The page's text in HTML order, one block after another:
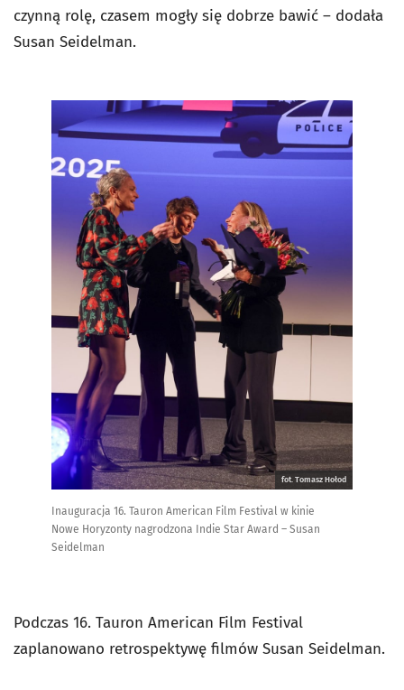
czynną rolę, czasem mogły się dobrze bawić – dodała
Susan Seidelman.
fot. Tomasz Hołod
Inauguracja 16. Tauron American Film Festival w kinie
Nowe Horyzonty nagrodzona Indie Star Award – Susan
Seidelman
Podczas 16. Tauron American Film Festival
zaplanowano retrospektywę filmów Susan Seidelman.